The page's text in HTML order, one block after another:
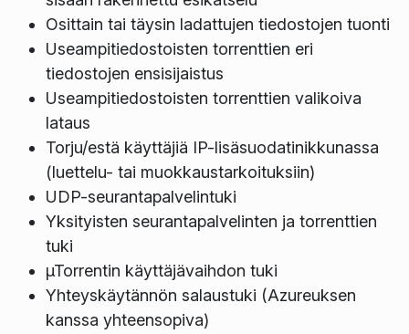
Osittain tai täysin ladattujen tiedostojen tuonti
Useampitiedostoisten torrenttien eri
tiedostojen ensisijaistus
Useampitiedostoisten torrenttien valikoiva
lataus
Torju/estä käyttäjiä IP-lisäsuodatinikkunassa
(luettelu- tai muokkaustarkoituksiin)
UDP-seurantapalvelintuki
Yksityisten seurantapalvelinten ja torrenttien
tuki
µTorrentin käyttäjävaihdon tuki
Yhteyskäytännön salaustuki (Azureuksen
kanssa yhteensopiva)